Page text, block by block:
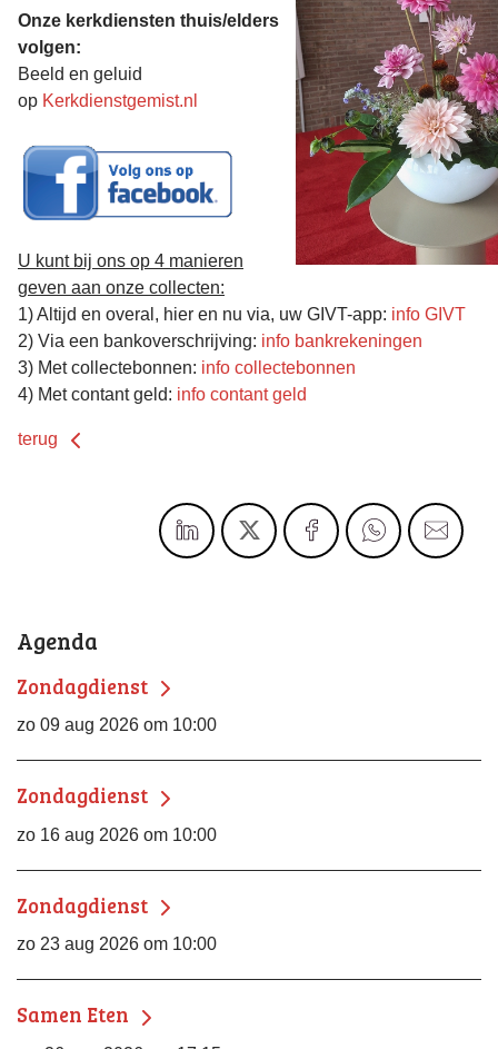
Onze kerkdiensten thuis/elders
volgen:
Beeld en geluid
op Kerkdienstgemist.nl
U kunt bij ons op 4 manieren
geven aan onze collecten:
1) Altijd en overal, hier en nu via, uw GIVT-app: info GIVT
2) Via een bankoverschrijving: info bankrekeningen
3) Met collectebonnen: info collectebonnen
4) Met contant geld: info contant geld
terug
Agenda
Zondagdienst
zo 09 aug 2026 om 10:00
Zondagdienst
zo 16 aug 2026 om 10:00
Zondagdienst
zo 23 aug 2026 om 10:00
Samen Eten